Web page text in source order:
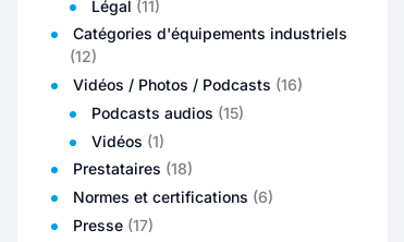
Légal (11)
Catégories d'équipements industriels
(12)
Vidéos / Photos / Podcasts (16)
Podcasts audios (15)
Vidéos (1)
Prestataires (18)
Normes et certifications (6)
Presse (17)